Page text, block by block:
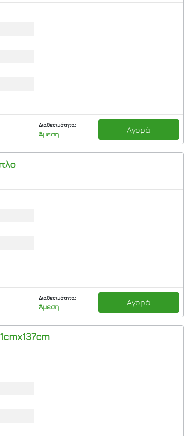
Διαθεσιμότητα:
Άμεση Αγορά
Διαθεσιμότητα:
Άμεση Αγορά